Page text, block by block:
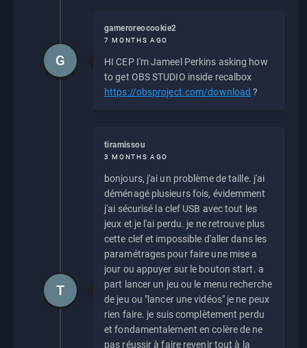
gameroreocookie2
7 MONTHS AGO
HI CEP I'm Jameel Perkins asking how
to get OBS STUDIO inside recalbox
https://obsproject.com/download ?
G
tiramissou
3 MONTHS AGO
bonjours, j'ai un problème de taille. j'ai
déménagé plusieurs fois, évidemment
j'ai sécurisé la clef USB avec tout les
jeux et je l'ai perdu. je ne retrouve plus
cette clef et impossible d'aller dans les
paramétrages pour faire une mise a
jour ou appuyer sur le bouton start. a
part lancer un jeu ou le menu recherche
de jeu ou "lancer une vidéos" je ne peux
rien faire. je suis complètement perdu
et fondamentalement en colère de ne
pas réussir à faire revenir tout à la
T